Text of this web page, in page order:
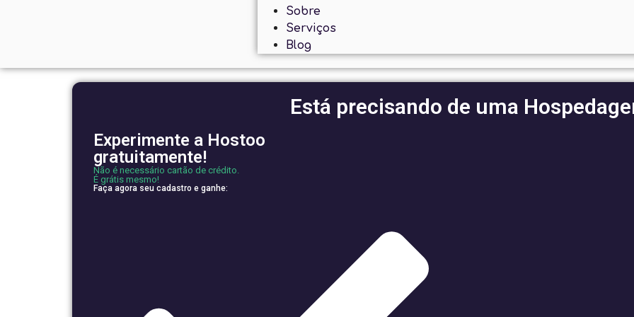
Sobre
Serviços
Blog
Está precisando de uma
Experimente a Hostoo
gratuitamente!
Não é necessário cartão de crédito.
É grátis mesmo!
Faça agora seu cadastro e ganhe: